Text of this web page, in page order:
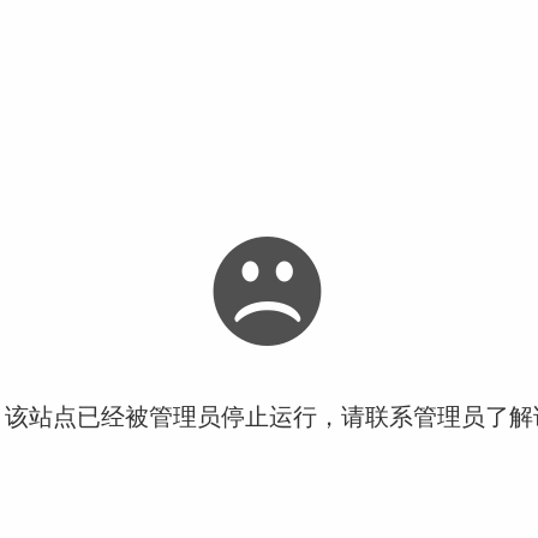
站点已经被管理员停止运行，请联系管理员了